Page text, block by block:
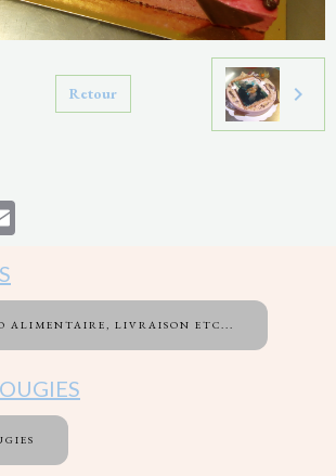
Retour
ALIMENTAIRE, LIVRAISON ETC...